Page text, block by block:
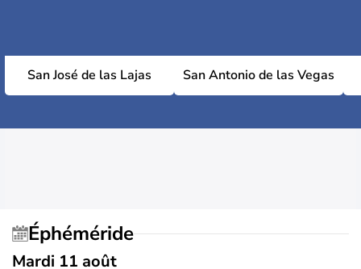
San José de las Lajas San Antonio de las Vegas
Éphéméride
Mardi 11 août